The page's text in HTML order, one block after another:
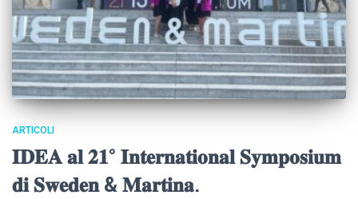
ARTICOLI
𝐈𝐃𝐄𝐀 𝐚𝐥 𝟐𝟏° 𝐈𝐧𝐭𝐞𝐫𝐧𝐚𝐭𝐢𝐨𝐧𝐚𝐥 𝐒𝐲𝐦𝐩𝐨𝐬𝐢𝐮𝐦
𝐝𝐢 𝐒𝐰𝐞𝐝𝐞𝐧 & 𝐌𝐚𝐫𝐭𝐢𝐧𝐚.